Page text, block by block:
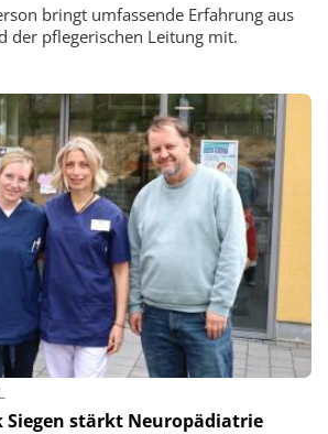
bringt umfassende Erfahrung aus
der pflegerischen Leitung mit.
Siegen stärkt Neuropädiatrie